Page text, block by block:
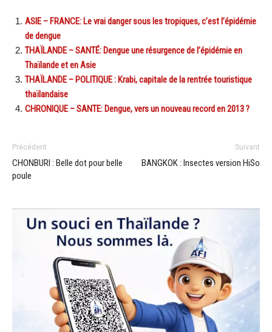
ASIE – FRANCE: Le vrai danger sous les tropiques, c’est l’épidémie
de dengue
THAÏLANDE – SANTÉ: Dengue une résurgence de l’épidémie en
Thaïlande et en Asie
THAÏLANDE – POLITIQUE : Krabi, capitale de la rentrée touristique
thaïlandaise
CHRONIQUE – SANTE: Dengue, vers un nouveau record en 2013 ?
Précédent
CHONBURI : Belle dot pour belle
poule
Suivant
BANGKOK : Insectes version HiSo